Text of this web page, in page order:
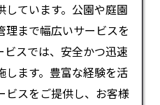
ています。公園や庭園
まで幅広いサービスを
スでは、安全かつ迅速
します。豊富な経験を活
ビスをご提供し、お客様